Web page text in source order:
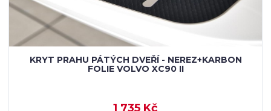
KRYT PRAHU PÁTÝCH DVEŘÍ - NEREZ+KARBON
FOLIE VOLVO XC90 II
1 735 Kč